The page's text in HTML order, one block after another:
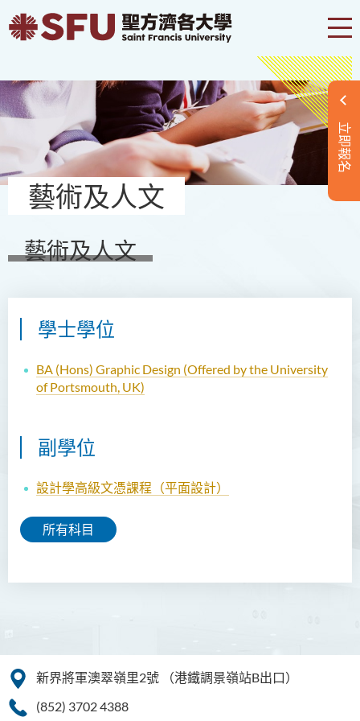
立即報名
藝術及人文
藝術及人文
學士學位
BA (Hons) Graphic Design (Offered by the University
of Portsmouth, UK)
副學位
設計學高級文憑課程（平面設計）
所有科目
新界將軍澳翠嶺里2號
（港鐵調景嶺站B出口）
(852) 3702 4388